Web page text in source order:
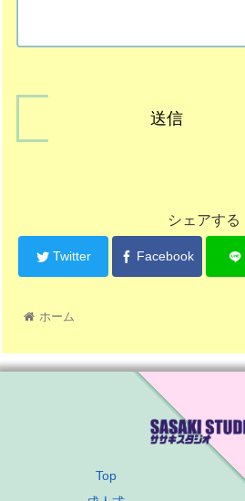
シェアする
Twitter Facebook
ホーム
Top